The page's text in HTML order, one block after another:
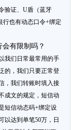
验证、U盾（蓝牙
行也有动态口令+绑定
以我们日常最常用的手
的，我们只要正常登
，我们转账时填入接
成文的规定，短信动
短信动态码+绑定设
以达到单笔50万，日